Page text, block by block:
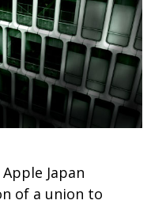
Japan
of a union to